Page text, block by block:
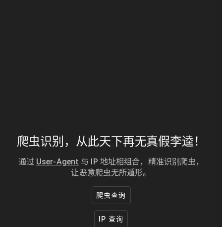
爬虫识别，从此天下再无真假李逵！
通过 User-Agent 与 IP 地址相组合，精准识别爬虫，
让恶意爬虫无所遁形。
爬虫查询
IP 查询